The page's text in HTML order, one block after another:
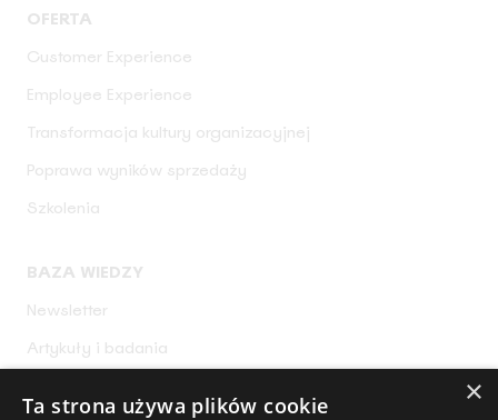
OFERTA
Customer Experience
Employee Experience
Transformacja kultury organizacyjnej
Poprawa wyników sprzedaży
Szkolenia
BAZA WIEDZY
Newsletter
Artykuły i badania
×
Ta strona używa plików cookie